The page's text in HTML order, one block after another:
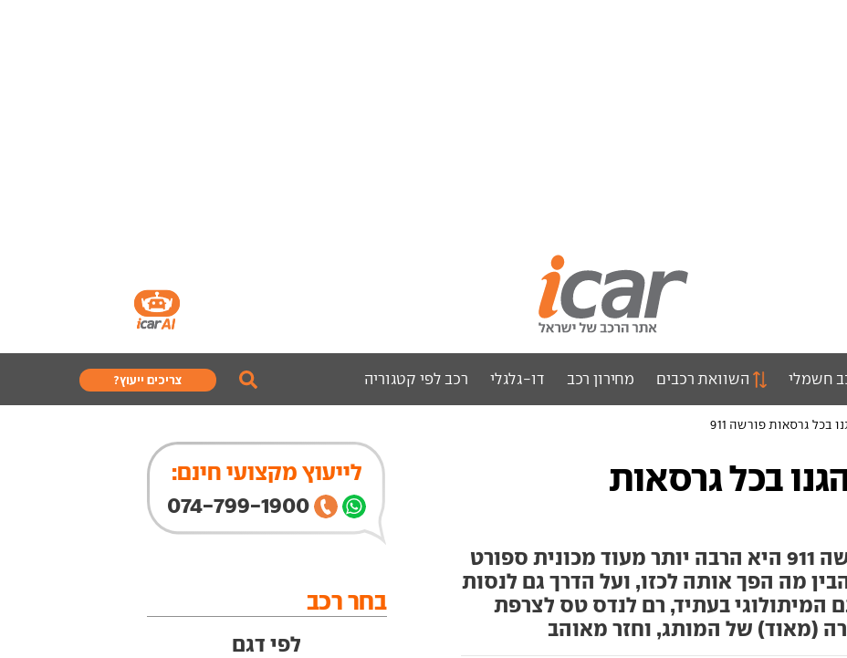
חשמלי השוואת רכבים מחירון רכב דו-גלגלי רכב לפי קטגוריה צריכים ייעוץ?
60 - נהגנו בכל גרסאות
אחרי 60 שנות הצלחה פורשה 911 היא הרבה יותר מעוד מכונית ספורט
מה הפך אותה לכזו, ועל הדרך גם לנסות
המיתולוגי בעתיד, רם לנדס טס לצרפת
(מאוד) של המותג, וחזר מאוהב
לייעוץ מקצועי חינם:
074-799-1900
בחר רכב
לפי דגם